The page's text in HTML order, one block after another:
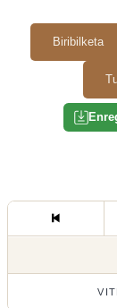
Biribilketa